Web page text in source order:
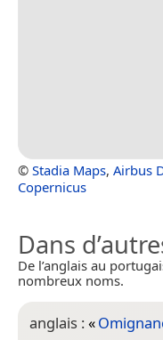
© Stadia Maps, Airbus
Copernicus
Dans
De l’anglais au
nombreux noms.
anglais :«